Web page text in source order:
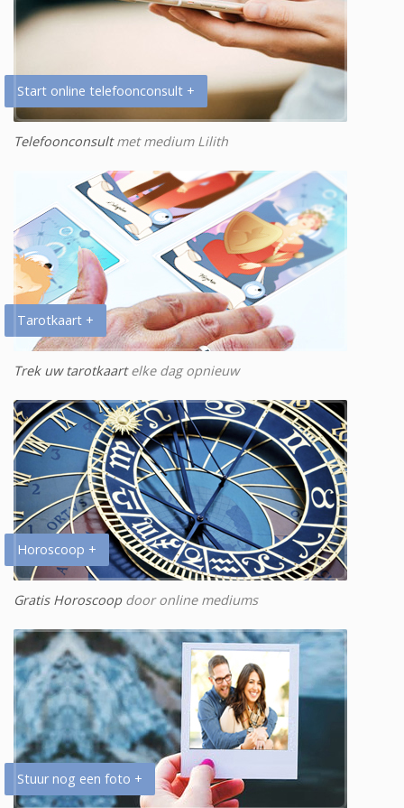
Start online telefoonconsult +
Telefoonconsultmet medium Lilith
Tarotkaart +
Trek uw tarotkaartelke dag opnieuw
Horoscoop +
Gratis Horoscoopdoor online mediums
Stuur nog een foto +